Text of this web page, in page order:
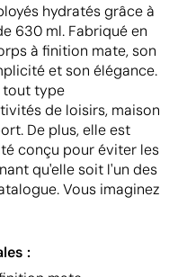
hydratés grâce à
630 ml. Fabriqué en
à finition mate, son
et son élégance.
tout type
de loisirs, maison
De plus, elle est
conçu pour éviter les
qu'elle soit l'un des
Vous imaginez
: